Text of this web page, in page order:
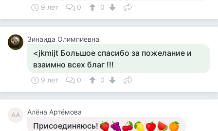
9 лет 0 0
Зинаида Олимпиевна
<jkmijt Большое спасибо за пожелание и
взаимно всех благ !!!
9 лет 0 0
АА Алёна Артёмова
Присоединяюсь!